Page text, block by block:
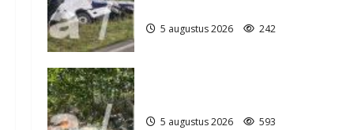
n
a
v
i
5 augustus 2026 242
5 augustus 2026 593